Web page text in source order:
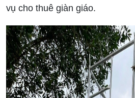
vụ cho thuê giàn giáo.